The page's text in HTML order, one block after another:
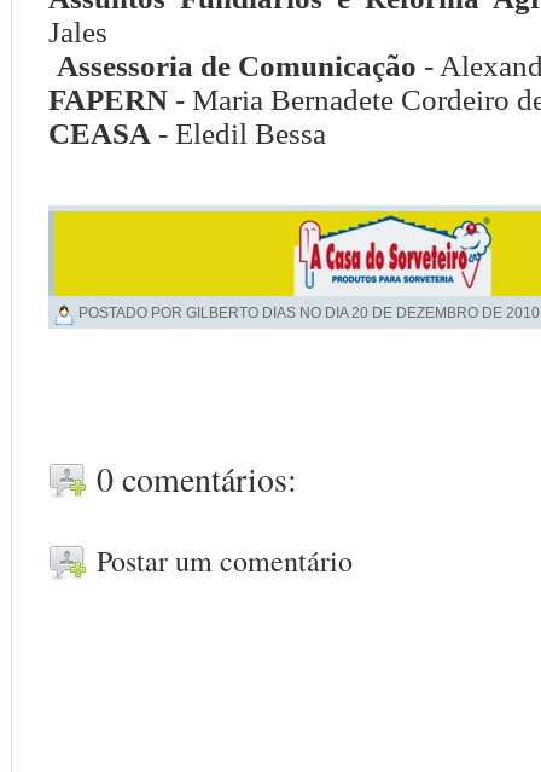
Jales
Assessoria de Comunicação -
FAPERN - Maria Bernadete Cordeiro
CEASA - Eledil Bessa
POSTADO POR GILBERTO DIAS NO DIA 20 DE DEZEMBRO DE 2010
0 comentários:
Postar um comentário